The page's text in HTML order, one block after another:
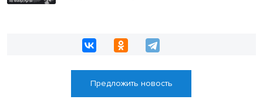
Предложить новость